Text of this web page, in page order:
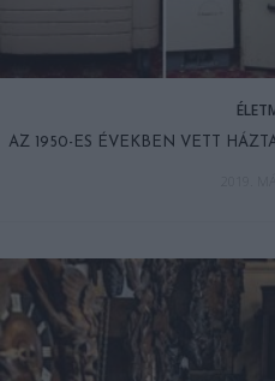
AZ 1950-ES ÉVEKBEN VETT